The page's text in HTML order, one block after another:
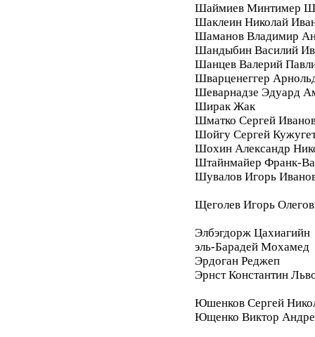
Шаймиев Минтимер
Шаклеин Николай
Шаманов Владимир
Шандыбин Василий
Шанцев Валерий
Шварценеггер
Шеварнадзе Эдуард
Ширак Жак
Шматко Сергей
Шойгу Сергей
Шохин Александр
Штайнмайер Франк-
Шувалов Игорь
Щеголев Игорь
Элбэгдорж Цахиагийн
эль-Барадей Мохамед
Эрдоган Реджеп
Эрнст Константин
Юшенков Сергей
Ющенко Виктор